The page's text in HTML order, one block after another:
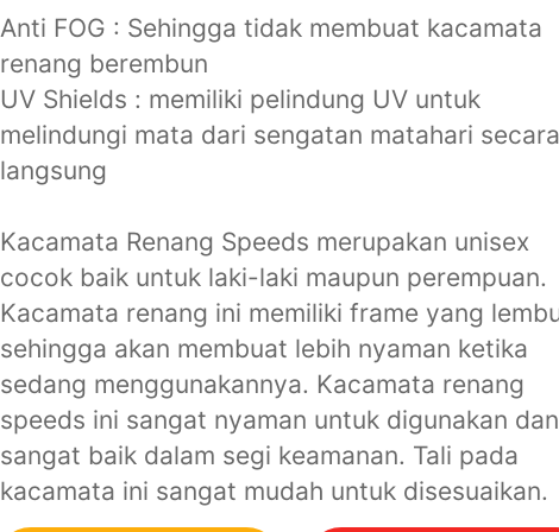
Anti FOG : Sehingga tidak membuat kacamata
renang berembun
UV Shields : memiliki pelindung UV untuk
melindungi mata dari sengatan matahari secara
langsung
Kacamata Renang Speeds merupakan unisex
cocok baik untuk laki-laki maupun perempuan.
Kacamata renang ini memiliki frame yang
sehingga akan membuat lebih nyaman ketika
sedang menggunakannya. Kacamata renang
speeds ini sangat nyaman untuk digunakan dan
sangat baik dalam segi keamanan. Tali pada
kacamata ini sangat mudah untuk disesuaikan.